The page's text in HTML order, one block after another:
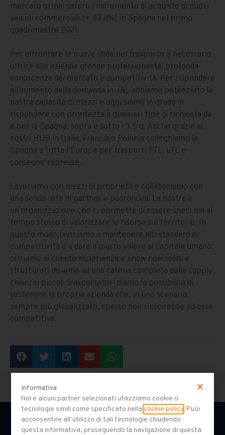
mercato ormai saturo l’incremento di acquisto di nuovi
veicoli commerciali (+ 43,8%) in Spagna nel primo
quadrimestre 2021.
Per affrontare le nuove sfide nel trasporto è necessario
offrire alle aziende grande professionalità, profonda
conoscenza del mercato e competitività. Per rispondere
all’aumento della domanda in J&L abbiamo potenziato la
nostra capacità di mezzi e oggi siamo in grado di
rispondere con prontezza a qualsiasi tipo di richiesta da
e per la Spagna, sopra e sotto i 3,5 q. Anche grazie ai
nostri HUB in Italia, Francia e Polonia colleghiamo la
Spagna a tutta l’Europa per trasporti FTL, LTL e
consegne espresse.
Lavoriamo con mezzi di proprietà e collaboriamo con
una solida rete di partner e padroncini. La nostra è
un’organizzazione che ci permette di essere snelli ma al
tempo stesso di valorizzare le risorse sul territorio. In
questo modo riusciamo a mantenere alti standard di
competitività e a dare il giusto valore al capitale umano:
offriamo al cliente esperienza e know how solidi e
strutturati insieme ad una catena completa della supply
chain; ai piccoli trasportatori diamo la possibilità di
sostenere la propria azienda che, in uno scenario
sempre più globalizzato, spesso non riuscirebbe ad esse
competitiva.
Informativa
Noi e alcuni partner selezionati utilizziamo cookie o
tecnologie simili come specificato nella cookie policy . Puoi
acconsentire all’utilizzo di tali tecnologie chiudendo
questa informativa, proseguendo la navigazione di questa